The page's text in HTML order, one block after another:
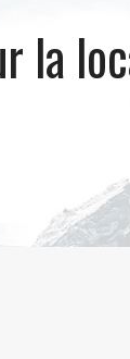
la